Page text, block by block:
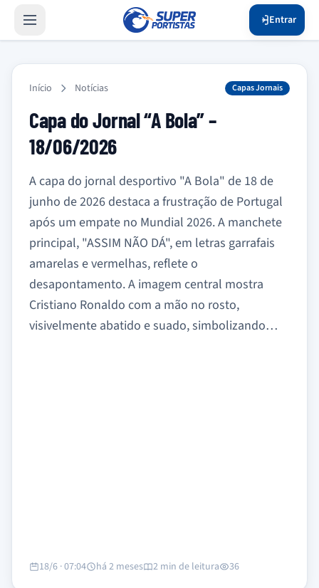
Entrar
Início Notícias Capas Jornais
Capa do Jornal “A Bola” –
18/06/2026
A capa do jornal desportivo "A Bola" de 18 de
junho de 2026 destaca a frustração de Portugal
após um empate no Mundial 2026. A manchete
principal, "ASSIM NÃO DÁ", em letras garrafais
amarelas e vermelhas, reflete o
desapontamento. A imagem central mostra
Cristiano Ronaldo com a mão no rosto,
visivelmente abatido e suado, simbolizando…
18/6 · 07:04 há 2 meses 2 min de leitura 36